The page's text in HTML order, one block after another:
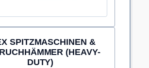
SPITZMASCHINEN &
(HEAVY-
DUTY)